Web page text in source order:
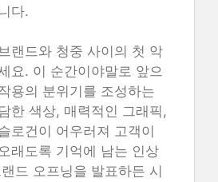
다.
랜드와 청중 사이의 첫 악
요. 이 순간이야말로 앞으
용의 분위기를 조성하는
한 색상, 매력적인 그래픽,
로건이 어우러져 고객이
래도록 기억에 남는 인상
드 오프닝을 발표하든 시